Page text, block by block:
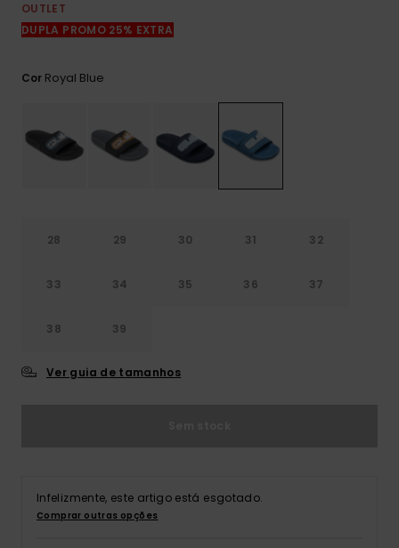
formulário de
contacto.
OUTLET
DUPLA PROMO 25% EXTRA
Cor Royal Blue
28 29 30 31 32
33 34 35 36 37
38 39
Ver guia de tamanhos
Infelizmente, este artigo está esgotado.
Comprar outras opções